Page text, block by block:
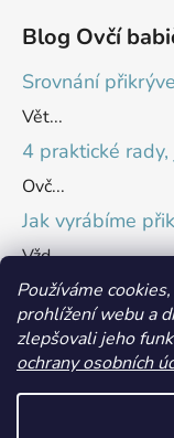
Používáme
prohlížení webu a
zlepšovali jeho
ochrany osobních
Blog Ovčí
Srovnání
Vět...
4 praktické
Ovč...
Jak vyrábíme
Vžd...
Přijímáme